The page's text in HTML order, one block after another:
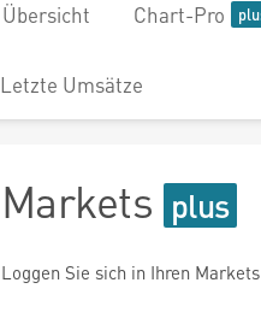
Übersicht Chart-Pro
Letzte Umsätze
Markets
Loggen Sie sich in Ihren